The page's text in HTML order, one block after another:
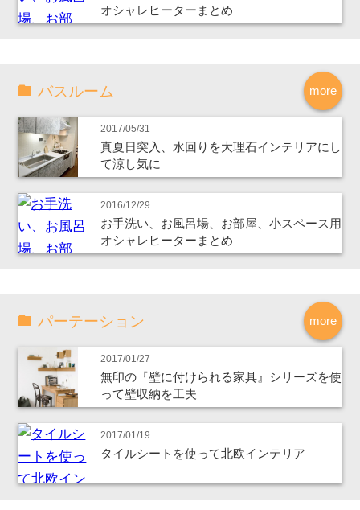
オシャレヒーターまとめ
more
バスルーム
2017/05/31
真夏日突入、水回りを大理石インテリアにし
て涼し気に
2016/12/29
お手洗い、お風呂場、お部屋、小スペース用
オシャレヒーターまとめ
more
パーテーション
2017/01/27
無印の『壁に付けられる家具』シリーズを使
って壁収納を工夫
2017/01/19
タイルシートを使って北欧インテリア